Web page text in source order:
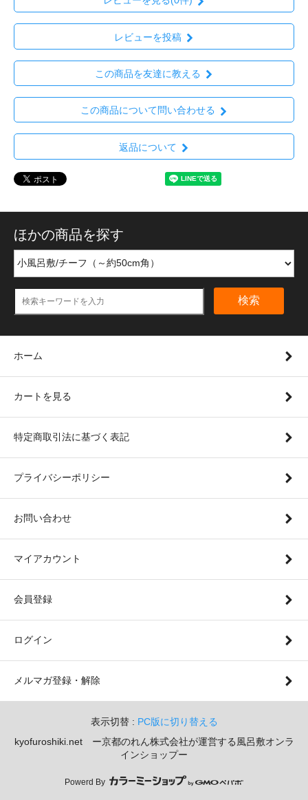
レビューを投稿
この商品を友達に教える
この商品について問い合わせる
返品について
ほかの商品を探す
検索
ホーム
カートを見る
特定商取引法に基づく表記
プライバシーポリシー
お問い合わせ
マイアカウント
会員登録
ログイン
メルマガ登録・解除
表示切替 : PC版に切り替える
kyofuroshiki.net ー京都のれん株式会社が運営する風呂敷オンラ
インショップー
Powerd By